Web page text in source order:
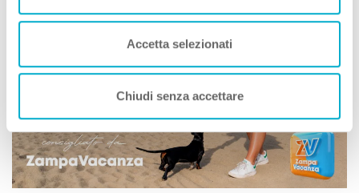
Accetta selezionati
Chiudi senza accettare